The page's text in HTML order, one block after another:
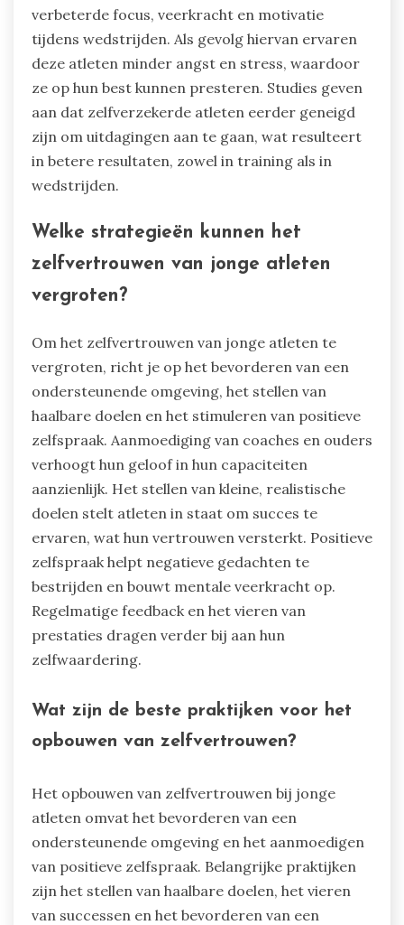
verbeterde focus, veerkracht en motivatie
tijdens wedstrijden. Als gevolg hiervan ervaren
deze atleten minder angst en stress, waardoor
ze op hun best kunnen presteren. Studies geven
aan dat zelfverzekerde atleten eerder geneigd
zijn om uitdagingen aan te gaan, wat resulteert
in betere resultaten, zowel in training als in
wedstrijden.
Welke strategieën kunnen het
zelfvertrouwen van jonge atleten
vergroten?
Om het zelfvertrouwen van jonge atleten te
vergroten, richt je op het bevorderen van een
ondersteunende omgeving, het stellen van
haalbare doelen en het stimuleren van positieve
zelfspraak. Aanmoediging van coaches en ouders
verhoogt hun geloof in hun capaciteiten
aanzienlijk. Het stellen van kleine, realistische
doelen stelt atleten in staat om succes te
ervaren, wat hun vertrouwen versterkt. Positieve
zelfspraak helpt negatieve gedachten te
bestrijden en bouwt mentale veerkracht op.
Regelmatige feedback en het vieren van
prestaties dragen verder bij aan hun
zelfwaardering.
Wat zijn de beste praktijken voor het
opbouwen van zelfvertrouwen?
Het opbouwen van zelfvertrouwen bij jonge
atleten omvat het bevorderen van een
ondersteunende omgeving en het aanmoedigen
van positieve zelfspraak. Belangrijke praktijken
zijn het stellen van haalbare doelen, het vieren
van successen en het bevorderen van een